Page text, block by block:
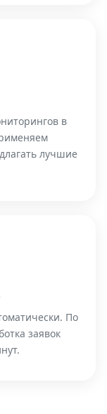
в
лучшие
По
заявок